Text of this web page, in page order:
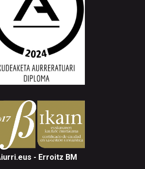
- Erroitz BM